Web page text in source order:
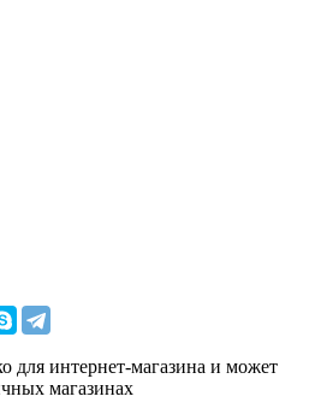
для интернет-магазина и может
магазинах